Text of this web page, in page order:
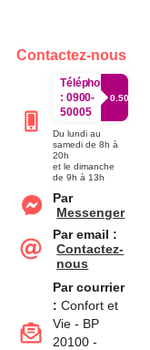
Contactez-nous
Téléphone
: 0900-
50005
0.50€/
Du lundi au
samedi de 8h à
20h
et le dimanche
de 9h à 13h
Par
Messenger
Par email :
Contactez-
nous
Par courrier
: Confort et
Vie - BP
20100 -